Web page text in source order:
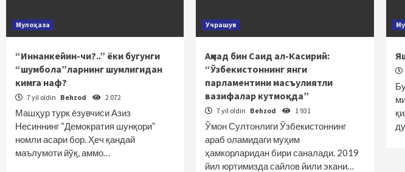
Мулоҳаза
“Иннанкейин-чи?..” ёки бугунги
“шумбола”ларнинг шумлигидан
кимга наф?
7 yil oldin Behzod 2 072
Машҳур турк ёзувчиси Азиз
Несиннинг “Демократия шунқори”
номли асари бор. Ҳеч қандай
маълумоти йўқ, аммо…
Учрашув
Аҳмад бин Саид ал-Касирий:
“Ўзбекистоннинг янги
парламентини масъулиятли
вазифалар кутмоқда”
7 yil oldin Behzod 1 931
Ўмон Султонлиги Ўзбекистоннинг
араб оламидаги муҳим
ҳамкорларидан бири саналади. 2019
йил юртимизда сайлов йили экани…